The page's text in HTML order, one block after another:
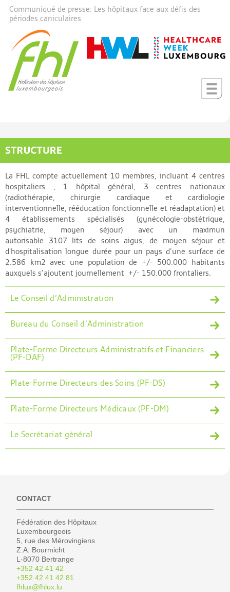
Communiqué de presse: Les hôpitaux face aux défis des
périodes caniculaires
La FHL compte actuellement 10 membres, incluant 4 centres
hospitaliers , 1 hôpital général, 3 centres nationaux
(radiothérapie, chirurgie cardiaque et cardiologie
interventionnelle, rééducation fonctionnelle et réadaptation) et
4 établissements spécialisés (gynécologie-obstétrique,
psychiatrie, moyen séjour) avec un maximun
autorisable 3107 lits de soins aigus, de moyen séjour et
d'hospitalisation longue durée pour un pays d’une surface de
2.586 km2 avec une population de +/- 500.000 habitants
auxquels s’ajoutent journellement +/- 150.000 frontaliers.
Le Conseil d’Administration
Bureau du Conseil d’Administration
Plate-Forme Directeurs Administratifs et Financiers
(PF-DAF)
Plate-Forme Directeurs des Soins (PF-DS)
Plate-Forme Directeurs Médicaux (PF-DM)
Le Secrétariat général
CONTACT
Fédération des Hôpitaux
Luxembourgeois
5, rue des Mérovingiens
Z.A. Bourmicht
L-8070 Bertrange
+352 42 41 42
+352 42 41 42 81
fhlux@fhlux.lu